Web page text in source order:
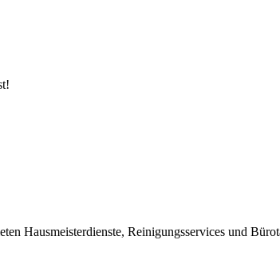
Hausmeisterdienste, Reinigungsservices und